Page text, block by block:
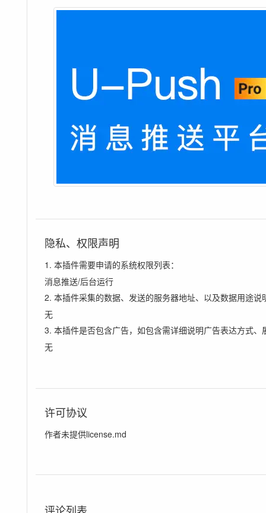
隐私、权限声明
1. 本插件需要申请的系统权限列表：
消息推送/后台运行
2. 本插件采集的数据、发送的服务器地址、以及数据用途说
无
3. 本插件是否包含广告，如包含需详细说明广告表达方式、
无
许可协议
作者未提供license.md